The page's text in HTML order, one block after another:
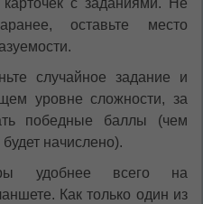
с заданиями. Не
оставьте место
случайное задание и
уровне сложности, за
победные баллы (чем
начислено).
удобнее всего на
Как только один из